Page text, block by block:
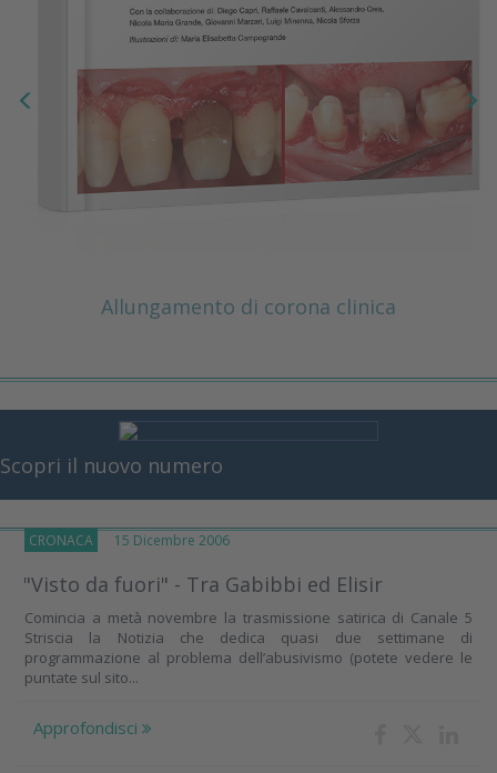
Allungamento di corona clinica
Scopri il nuovo numero
CRONACA 15 Dicembre 2006
"Visto da fuori" - Tra Gabibbi ed Elisir
Comincia a metà novembre la trasmissione satirica di Canale 5
Striscia la Notizia che dedica quasi due settimane di
programmazione al problema dell’abusivismo (potete vedere le
puntate sul sito...
Approfondisci